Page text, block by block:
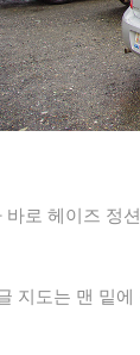
바로 헤이즈 정
지도는 맨 밑